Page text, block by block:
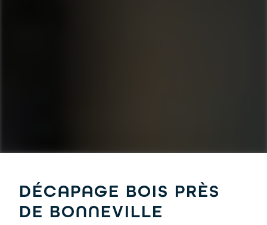
DÉCAPAGE BOIS PRÈS
DE BONNEVILLE